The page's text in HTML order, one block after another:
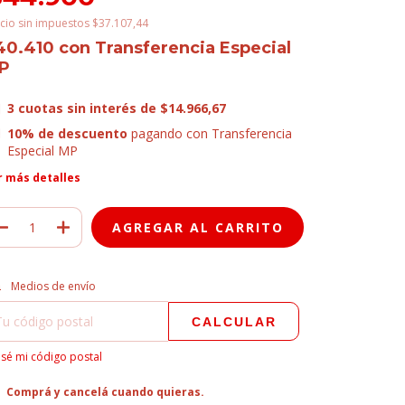
sin impuestos $37.107,44
con Transferencia Especial
3 cuotas sin interés de $14.966,67
10% de descuento pagando con Transferencia
Especial MP
más detalles
para el CP:
Medios de envío
CALCULAR
mi código postal
Comprá y cancelá cuando quieras.